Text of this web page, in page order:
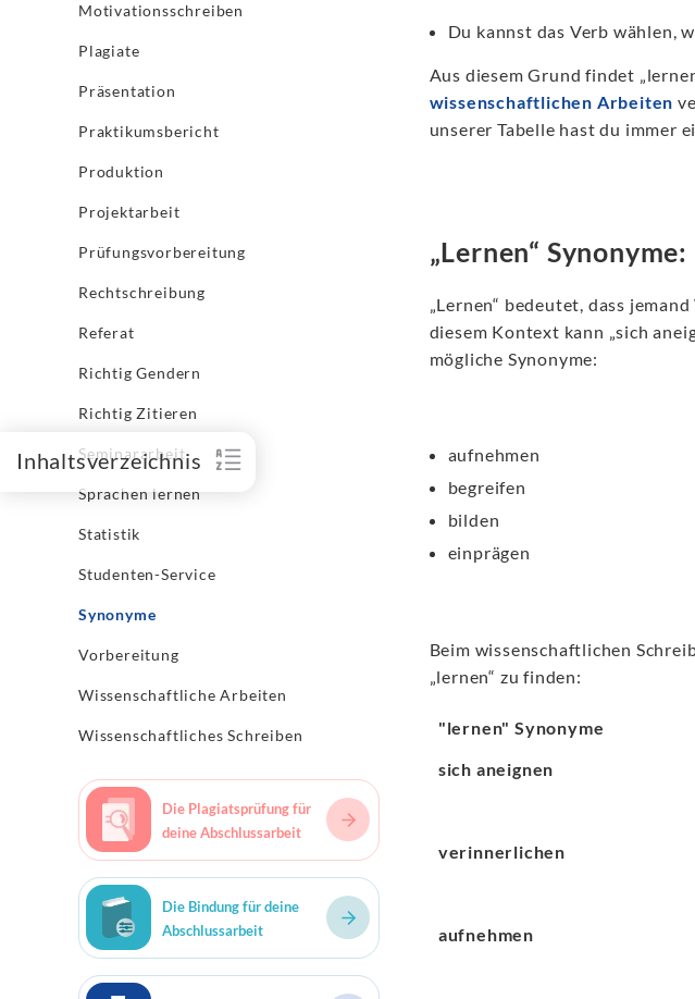
Motivationsschreiben
Plagiate
Präsentation
Praktikumsbericht
Produktion
Projektarbeit
Prüfungsvorbereitung
Rechtschreibung
Referat
Richtig Gendern
Richtig Zitieren
Seminararbeit
Sprachen lernen
Statistik
Studenten-Service
Synonyme
Vorbereitung
Wissenschaftliche Arbeiten
Wissenschaftliches Schreiben
Die Plagiatsprüfung für
deine Abschlussarbeit
Die Bindung für deine
Abschlussarbeit
Inhaltsverzeichnis
Du kannst das Verb wählen,
Aus diesem Grund findet
wissenschaftlichen Arbeiten
unserer Tabelle hast du immer
„Lernen“
„Lernen“ bedeutet, dass
diesem Kontext kann „sich
mögliche Synonyme:
aufnehmen
begreifen
bilden
einprägen
Beim wissenschaftlichen
„lernen“ zu finden:
"lernen" Synonyme
sich aneignen
verinnerlichen
aufnehmen